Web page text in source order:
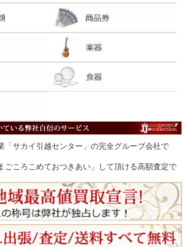
「サカイ引越センター」の完全グループ会社で
ごころこめておつきあい」して頂ける高額査定で